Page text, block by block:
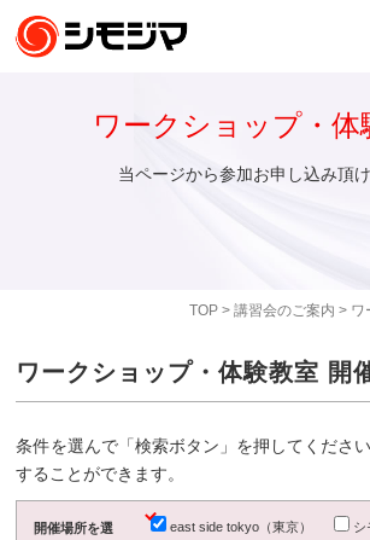
TOP> 講習会のご案内 > ワ
ワークショップ・体
当ページから参加お申し込み頂け
ワークショップ・体験教室 開
条件を選んで「検索ボタン」を押してくださ
することができます。
開催場所を選
east side tokyo（東京）
シ